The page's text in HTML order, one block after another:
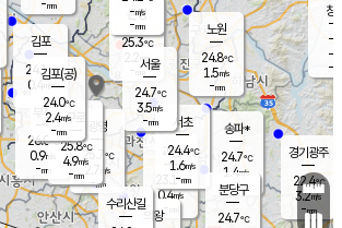
과천
23.1℃
0.4m/s
- mm
경기광주
22.4℃
3.2m/s
-mm
-mm
창
-
-m/
-
의왕
김포
24.1℃
0.4 m/s
mm
광명
25.7 ℃
2.7 m/s
-mm
부천
26.0℃
0.9m/s
-mm
구로
25.8℃
4.9m/s
-mm
은평
25.3℃
2.2 m/s
- mm
노원
24.8℃
1.5m/s
-mm
송파*
24.7℃
1.4m/s
-mm
서초
24.4℃
1.6m/s
-mm
수리산길
분당구
24.7℃
-m/s
-mm
김포(공)
24.0℃
2.4m/s
-mm
서울
24.7℃
3.5m/s
-mm